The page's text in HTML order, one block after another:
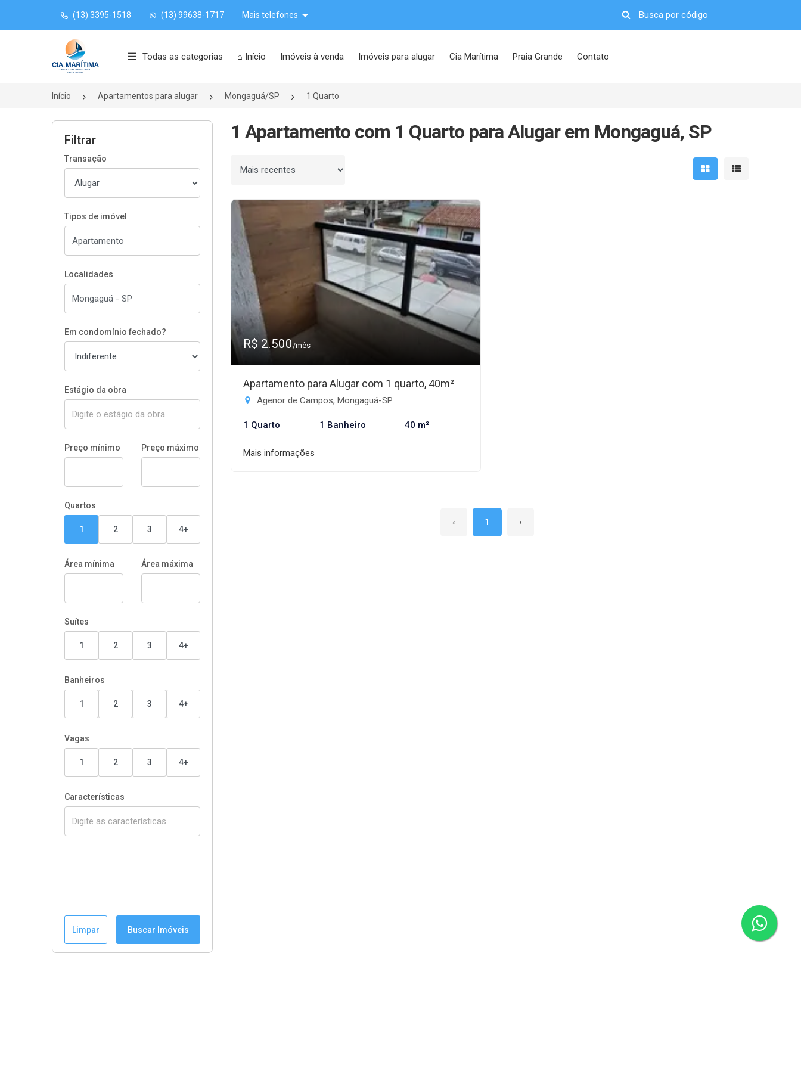
(13) 3395-1518 (13) 99638-1717 Mais telefones
Página inicial
Todas as categorias ⌂ Início Imóveis à venda Imóveis para alugar Cia Marítima Praia Grande Contato
Início Apartamentos para alugar Mongaguá/SP 1 Quarto
Filtrar
Transação
Tipos de imóvel
Localidades
Em condomínio fechado?
Estágio da obra
Preço mínimo Preço máximo
Quartos
1 2 3 4+
Área mínima Área máxima
Suítes
1 2 3 4+
Banheiros
1 2 3 4+
Vagas
1 2 3 4+
Características
Limpar Buscar Imóveis
1 Apartamento com 1 Quarto para Alugar em Mongaguá, SP
Ordenar por Mostrar resultados em
Mostrar
R$ 2.500/mês
Apartamento para Alugar com 1 quarto, 40m²
Agenor de Campos, Mongaguá-SP
1 Quarto 1 Banheiro 40 m²
Mais informações
‹ 1 ›